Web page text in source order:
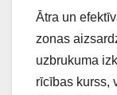
Ātra un
zonas
uzbrukuma
rīcības kurss,